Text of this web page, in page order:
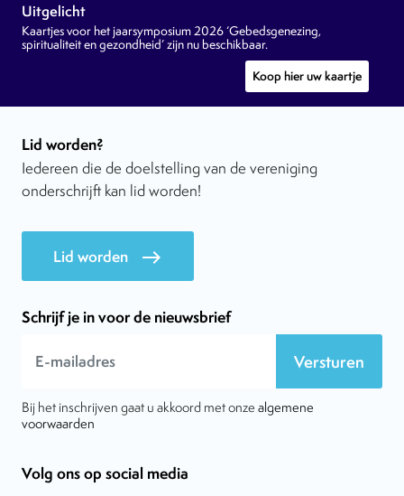
Uitgelicht
Kaartjes voor het jaarsymposium 2026 ‘Gebedsgenezing,
spiritualiteit en gezondheid’ zijn nu beschikbaar.
Koop hier uw kaartje
Lid worden?
Iedereen die de doelstelling van de vereniging
onderschrijft kan lid worden!
Lid worden east
Schrijf je in voor de nieuwsbrief
Versturen
Bij het inschrijven gaat u akkoord met onze algemene
voorwaarden
Volg ons op social media